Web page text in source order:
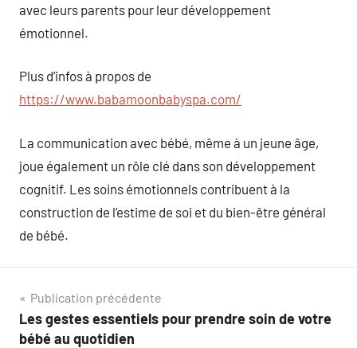
avec leurs parents pour leur développement
émotionnel.
Plus d’infos à propos de
https://www.babamoonbabyspa.com/
La communication avec bébé, même à un jeune âge,
joue également un rôle clé dans son développement
cognitif. Les soins émotionnels contribuent à la
construction de l’estime de soi et du bien-être général
de bébé.
Navigation
de
Publication précédente
Les gestes essentiels pour prendre soin de votre
bébé au quotidien